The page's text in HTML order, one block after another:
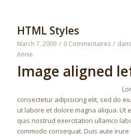
HTML Styles
March 7, 2009 / 0 Commentaires / dans
Annie
Image aligned
consectetur adipisicing elit, sed do
ut labore et dolore magna aliqua. Ut
quis nostrud exercitation ullamco
commodo consequat. Duis aute